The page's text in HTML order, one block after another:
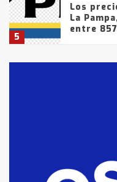
5
Los
La
entre
fueron
tarde del